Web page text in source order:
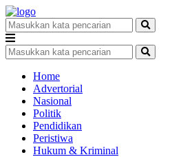
Home
Advertorial
Nasional
Politik
Pendidikan
Peristiwa
Hukum & Kriminal